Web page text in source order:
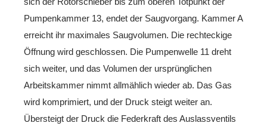
Pumpenkammer 13, endet der Saugvorgang. Kammer A
erreicht ihr maximales Saugvolumen. Die rechteckige
Öffnung wird geschlossen. Die Pumpenwelle 11 dreht
sich weiter, und das Volumen der ursprünglichen
Arbeitskammer nimmt allmählich wieder ab. Das Gas
wird komprimiert, und der Druck steigt weiter an.
Übersteigt der Druck die Federkraft des Auslassventils